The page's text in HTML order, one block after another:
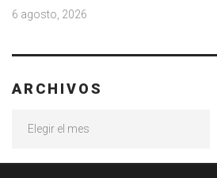
6 agosto, 2026
ARCHIVOS